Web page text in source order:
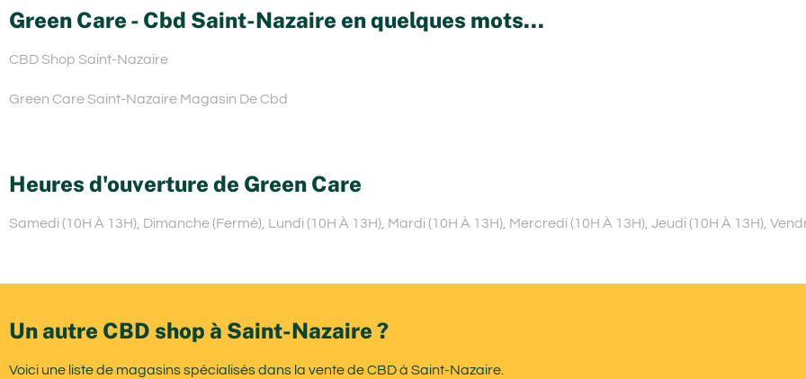
Green Care - Cbd Saint-Nazaire en quelques mots...
CBD Shop Saint-Nazaire
Green Care Saint-Nazaire Magasin De Cbd
Heures d'ouverture de Green Care
Samedi (10H À 13H), Dimanche (Fermé), Lundi (10H À 13H), Mardi (10H À 13H), Mercredi (10H À 13H), Jeudi (10H À 13H),
Un autre CBD shop à Saint-Nazaire ?
Voici une liste de magasins spécialisés dans la vente de CBD à Saint-Nazaire.